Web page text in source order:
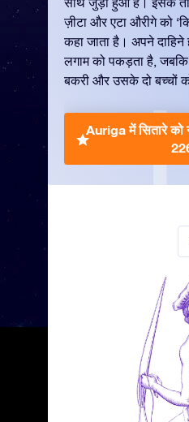
ज़ीटा और एटा औरीगे को
कहा जाता है। अपने
लगाम को पकड़ता है,
बकरी और उसके दो बच्चों
Auriga में सितारे को